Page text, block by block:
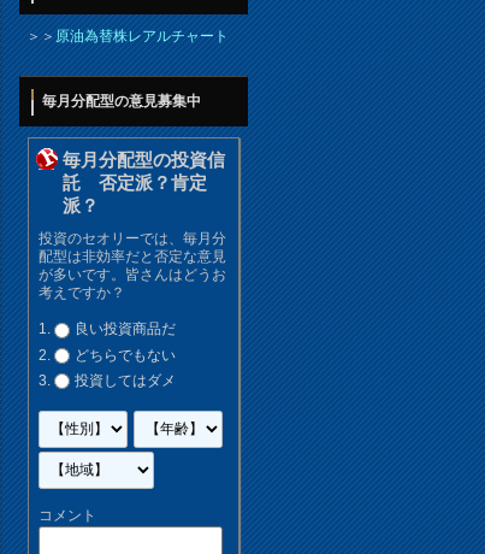
＞＞原油為替株レアルチャート
毎月分配型の意見募集中
毎月分配型の投資信
託 否定派？肯定
派？
投資のセオリーでは、毎月分
配型は非効率だと否定な意見
が多いです。皆さんはどうお
考えですか？
良い投資商品だ
どちらでもない
投資してはダメ
コメント